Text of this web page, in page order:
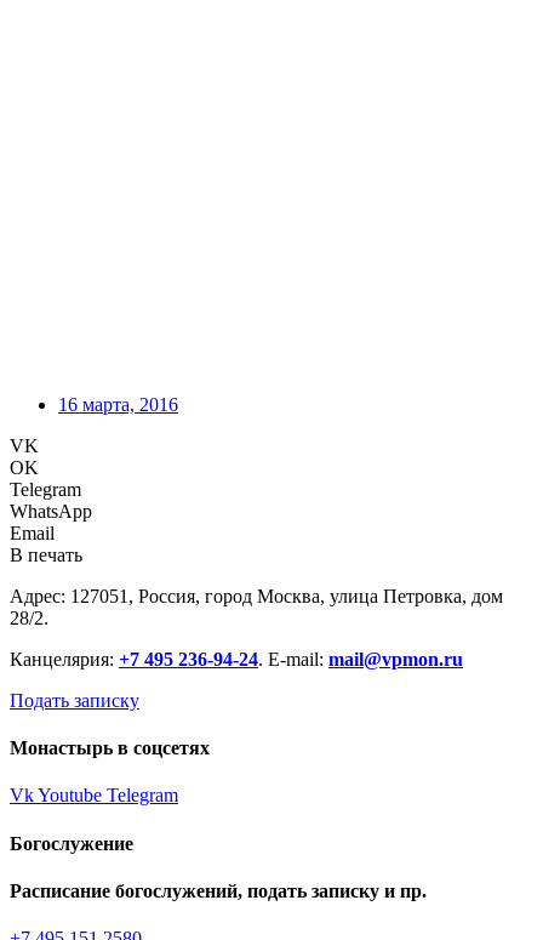
16 марта, 2016
VK
OK
Telegram
WhatsApp
Email
В печать
Адрес: 127051, Россия, город Москва, улица Петровка, дом
28/2.
Канцелярия: +7 495 236-94-24. E-mail: mail@vpmon.ru
Подать записку
Монастырь в соцсетях
VkYoutube Telegram
Богослужение
Расписание богослужений, подать записку и пр.